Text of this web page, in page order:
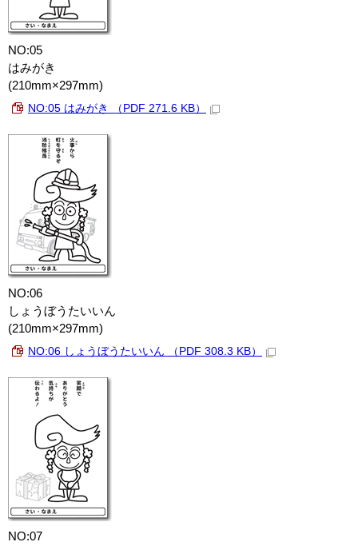
NO:05
はみがき
(210mm×297mm)
NO:05 はみがき （PDF 271.6 KB）
NO:06
しょうぼうたいいん
(210mm×297mm)
NO:06 しょうぼうたいいん （PDF 308.3 KB）
NO:07